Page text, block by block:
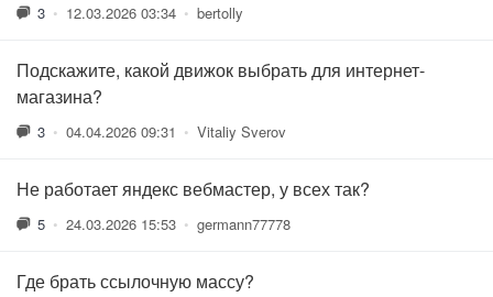
3 • 12.03.2026 03:34 • bertolly
Подскажите, какой движок выбрать для интернет-
магазина?
3 • 04.04.2026 09:31 • Vitaliy Sverov
Не работает яндекс вебмастер, у всех так?
5 • 24.03.2026 15:53 • germann77778
Где брать ссылочную массу?